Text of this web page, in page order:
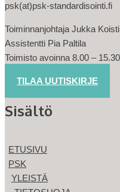
psk(at)psk-standardisointi.fi
Toiminnanjohtaja Jukka
Assistentti Pia Paltila
Toimisto avoinna 8.00 – 15.30
TILAA UUTISKIRJE
Sisältö
ETUSIVU
PSK
YLEISTÄ